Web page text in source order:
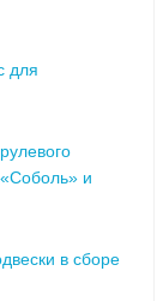
для
и
в сборе